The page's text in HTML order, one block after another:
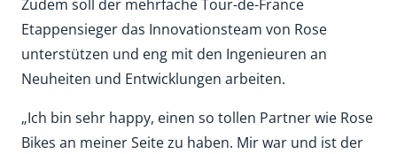
Zudem soll der mehrfache Tour-de-France
Etappensieger das Innovationsteam von Rose
unterstützen und eng mit den Ingenieuren an
Neuheiten und Entwicklungen arbeiten.
„Ich bin sehr happy, einen so tollen Partner wie Rose
Bikes an meiner Seite zu haben. Mir war und ist der